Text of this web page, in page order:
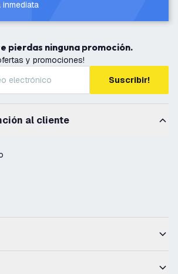
pierdas ninguna promoción.
y promociones!
Suscribir!
al cliente